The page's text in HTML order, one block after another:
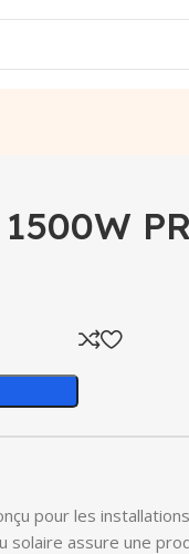
pour les
solaire assure une